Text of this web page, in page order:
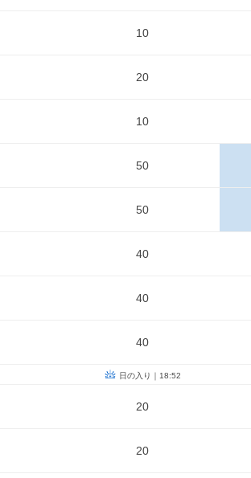
10
20
10
50
50
40
40
40
日の入り｜18:52
20
20